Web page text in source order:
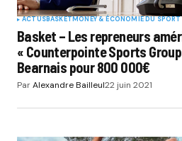
ACTUSBASKETMONEY & ÉCONOMIE DU SPORT
Basket – Les repreneurs
« Counterpointe Sports
Bearnais pour 800 000€
ParAlexandre Bailleul22 juin 2021